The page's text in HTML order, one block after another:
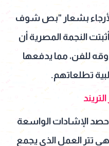
بشعار "بص شوف
النجمة المصرية أن
للفن، مما يدفعها
تطلعاتهم.
الإشادات الواسعة
تتر العمل الذي يجمع